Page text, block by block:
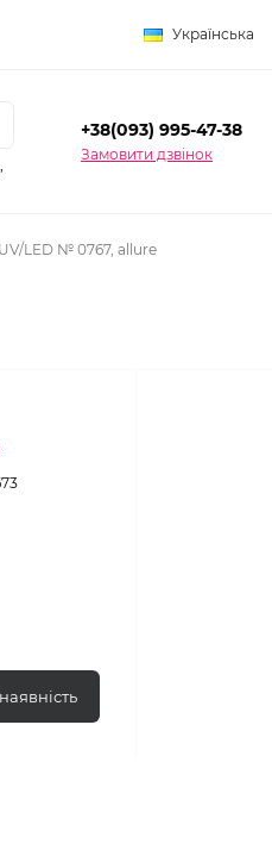
Українська
+38(093) 995-47-38
Замовити дзвінок
LED № 0767, allure